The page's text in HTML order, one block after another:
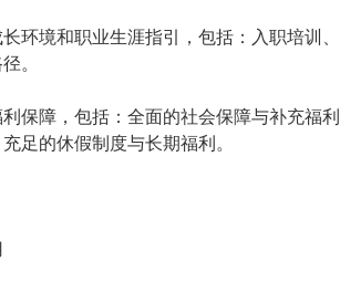
环境和职业生涯指引，包括：入职培训
。
保障，包括：全面的社会保障与补充福
足的休假制度与长期福利。